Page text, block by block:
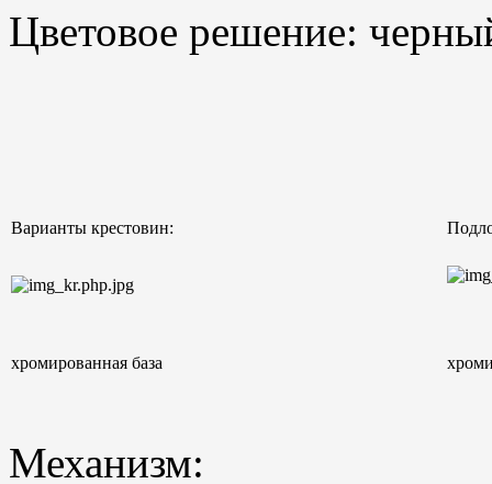
Цветовое решение:
Варианты крестовин:
хромированная база
Механизм: